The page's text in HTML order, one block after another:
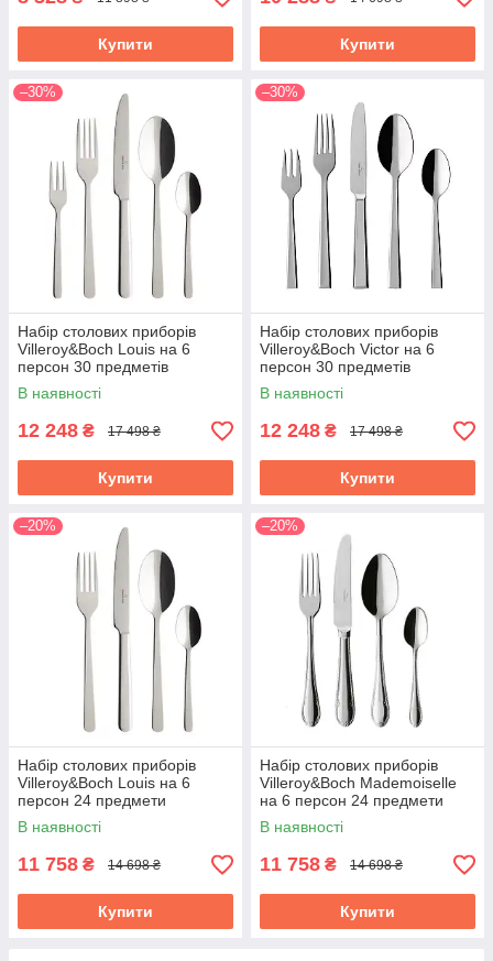
Купити Купити
–30%
Набір столових приборів
Villeroy&Boch Louis на 6
персон 30 предметів
1264089057
В наявності
12 248 ₴ 17 498 ₴
Купити
–30%
Набір столових приборів
Villeroy&Boch Victor на 6
персон 30 предметів
1263509057
В наявності
12 248 ₴ 17 498 ₴
Купити
–20%
Набір столових приборів
Villeroy&Boch Louis на 6
персон 24 предмети
1264089037
В наявності
11 758 ₴ 14 698 ₴
Купити
–20%
Набір столових приборів
Villeroy&Boch Mademoiselle
на 6 персон 24 предмети
1263599037
В наявності
11 758 ₴ 14 698 ₴
Купити